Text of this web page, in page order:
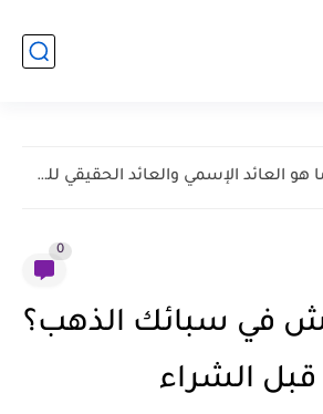
نجاحات طارق نور | من الإعلانات إلى الاستثمار الإعلامي
0
في سبائك الذهب؟
قبل الشراء